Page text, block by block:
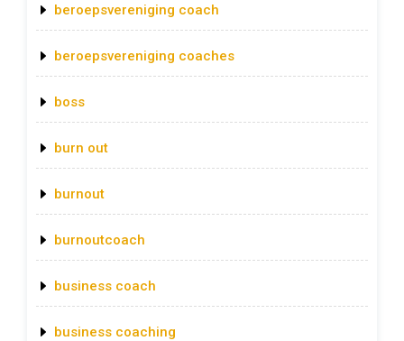
beroepsvereniging coach
beroepsvereniging coaches
boss
burn out
burnout
burnoutcoach
business coach
business coaching